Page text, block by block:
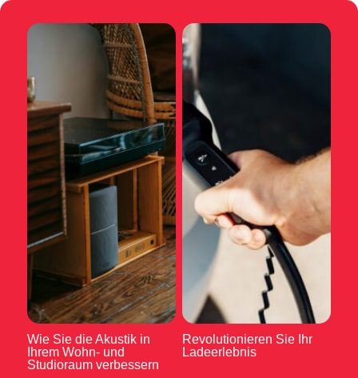
Wie Sie die Akustik in
Ihrem Wohn- und
Studioraum verbessern
Revolutionieren Sie Ihr
Ladeerlebnis